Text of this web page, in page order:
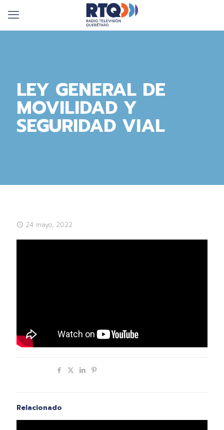
LEY GENERAL DE
MOVILIDAD Y
SEGURIDAD VIAL
24 mayo, 2022
Relacionado